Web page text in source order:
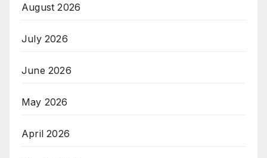
August 2026
July 2026
June 2026
May 2026
April 2026